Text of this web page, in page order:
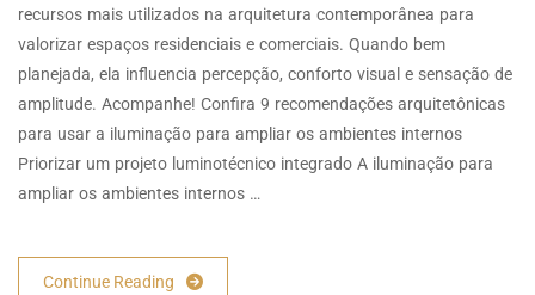
recursos mais utilizados na arquitetura contemporânea para
valorizar espaços residenciais e comerciais. Quando bem
planejada, ela influencia percepção, conforto visual e sensação de
amplitude. Acompanhe! Confira 9 recomendações arquitetônicas
para usar a iluminação para ampliar os ambientes internos
Priorizar um projeto luminotécnico integrado A iluminação para
ampliar os ambientes internos …
Continue Reading